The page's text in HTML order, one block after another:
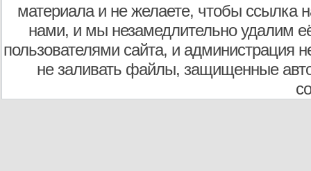
материала и не желаете, чтобы ссылка
нами, и мы незамедлительно удалим
пользователями сайта, и администрация
не заливать файлы, защищенные